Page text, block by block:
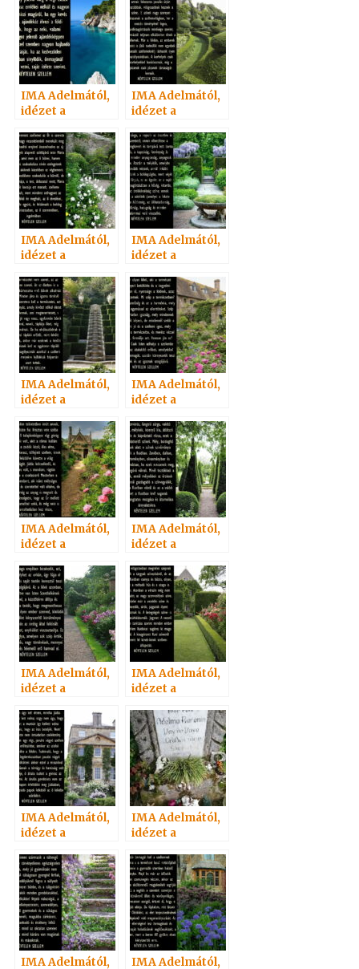
IMA Adelmától,
idézet a
Szellemtől 16.
IMA Adelmától,
idézet a
Szellemtől 6.
IMA Adelmától,
idézet a
Szellemtől 36.
IMA Adelmától,
idézet a
Szellemtől 12.
IMA Adelmától,
idézet a
Szellemtől 27.
IMA Adelmától,
idézet a
Szellemtől 26.
IMA Adelmától,
idézet a
Szellemtől 18.
IMA Adelmától,
idézet a
Szellemtől 14.
IMA Adelmától,
idézet a
Szellemtől 31.
IMA Adelmától,
idézet a
Szellemtől 7.
IMA Adelmától,
idézet a
Szellemtől 21.
IMA Adelmától,
idézet a
Szellemtől 41.
IMA Adelmától,
IMA Adelmától,